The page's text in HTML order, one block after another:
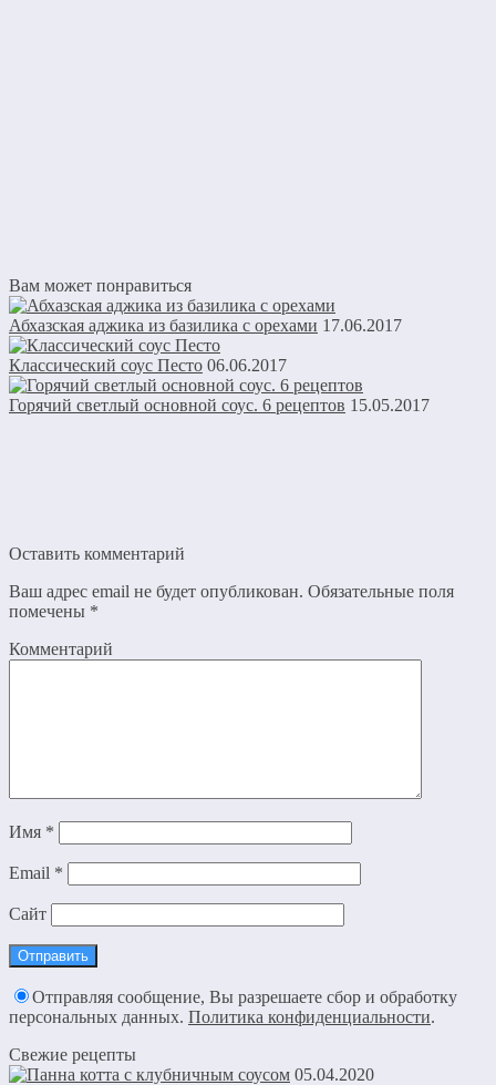
Вам может понравиться
Абхазская аджика из базилика с орехами 17.06.2017
Классический соус Песто 06.06.2017
Горячий светлый основной соус. 6 рецептов 15.05.2017
Оставить комментарий
Ваш адрес email не будет опубликован. Обязательные поля
помечены *
Комментарий
Имя *
Email *
Сайт
Отправляя сообщение, Вы разрешаете сбор и обработку
персональных данных. Политика конфиденциальности.
Свежие рецепты
05.04.2020